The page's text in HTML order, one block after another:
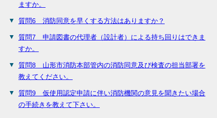
ますか。
質問6 消防同意を早くする方法はありますか？
質問7 申請図書の代理者（設計者）による持ち回りはできま
すか。
質問8 山形市消防本部管内の消防同意及び検査の担当部署を
教えてください。
質問9 仮使用認定申請に伴い消防機関の意見を聞きたい場合
の手続きを教えて下さい。